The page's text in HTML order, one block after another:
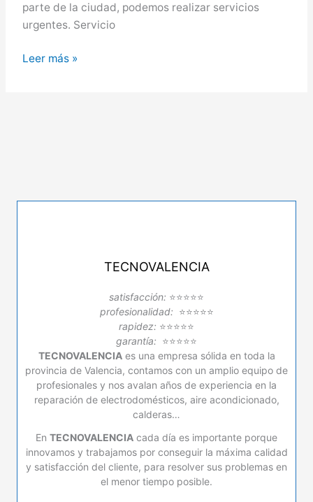
parte de la ciudad, podemos realizar servicios
urgentes. Servicio
Hoover
Leer más »
TECNOVALENCIA
satisfacción: ⭐⭐⭐⭐⭐
profesionalidad: ⭐⭐⭐⭐⭐
rapidez: ⭐⭐⭐⭐⭐
garantía: ⭐⭐⭐⭐⭐
TECNOVALENCIAes una empresa sólida en toda la
provincia de Valencia, contamos con un amplio equipo de
profesionales y nos avalan años de experiencia en la
reparación de electrodomésticos, aire acondicionado,
calderas…
En TECNOVALENCIA cada día es importante porque
innovamos y trabajamos por conseguir la máxima calidad
y satisfacción del cliente, para resolver sus problemas en
el menor tiempo posible.